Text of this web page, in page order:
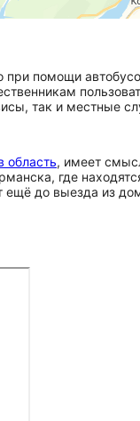
при помощи
так и местные
область, имеет
где
ещё до выезда из